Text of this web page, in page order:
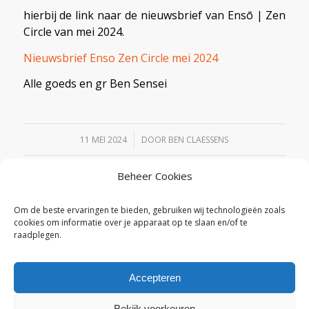
Beheer Cookies
Om de beste ervaringen te bieden, gebruiken wij technologieën zoals
cookies om informatie over je apparaat op te slaan en/of te
raadplegen.
Accepteren
hierbij de link naar de nieuwsbrief van Ensō | Zen
Circle van mei 2024.
Nieuwsbrief Enso Zen Circle mei 2024
Alle goeds en gr Ben Sensei
11 MEI 2024
/ DOOR BEN CLAESSENS